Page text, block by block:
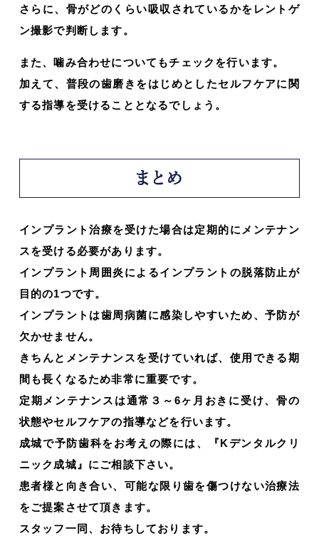
さらに、骨がどのくらい吸収されているかをレントゲ
ン撮影で判断します。
また、噛み合わせについてもチェックを行います。
加えて、普段の歯磨きをはじめとしたセルフケアに関
する指導を受けることとなるでしょう。
まとめ
インプラント治療を受けた場合は定期的にメンテナン
スを受ける必要があります。
インプラント周囲炎によるインプラントの脱落防止が
目的の1つです。
インプラントは歯周病菌に感染しやすいため、予防が
欠かせません。
きちんとメンテナンスを受けていれば、使用できる期
間も長くなるため非常に重要です。
定期メンテナンスは通常３～6ヶ月おきに受け、骨の
状態やセルフケアの指導などを行います。
成城で予防歯科をお考えの際には、『Kデンタルクリ
ニック成城』にご相談下さい。
患者様と向き合い、可能な限り歯を傷つけない治療法
をご提案させて頂きます。
スタッフ一同、お待ちしております。